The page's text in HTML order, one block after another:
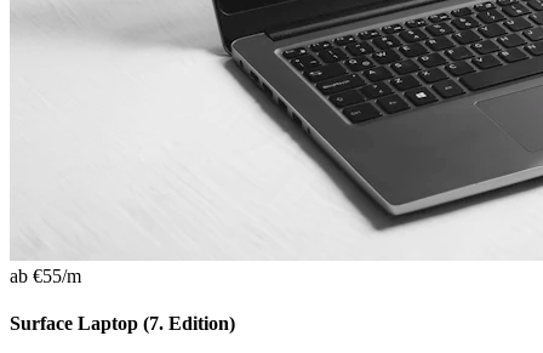
ab €55/m
Surface Laptop (7. Edition)